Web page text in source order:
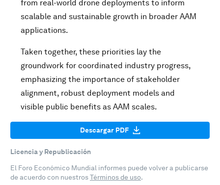
from real-world drone deployments to inform
scalable and sustainable growth in broader AAM
applications.
Taken together, these priorities lay the
groundwork for coordinated industry progress,
emphasizing the importance of stakeholder
alignment, robust deployment models and
visible public benefits as AAM scales.
Descargar PDF
Licencia y Republicación
El Foro Económico Mundial informes puede volver a publicarse
de acuerdo con nuestrosTérminos de uso.